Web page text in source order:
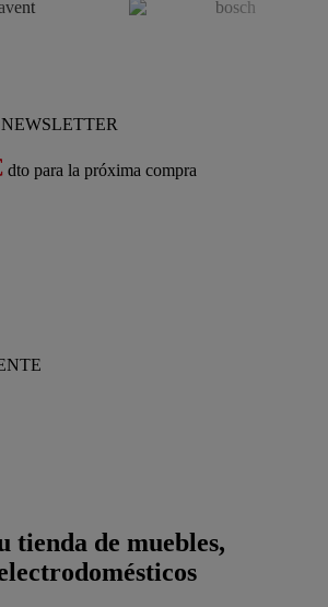
dto para la próxima compra
tienda de muebles,